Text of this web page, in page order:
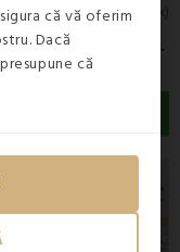
că vă oferim
Dacă
că
Lenjerie de pat Palmira EMI microplush
-30%